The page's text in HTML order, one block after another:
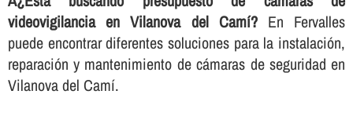
videovigilancia en Vilanova del Camí?En Fervalles
puede encontrar diferentes soluciones para la instalación,
reparación y mantenimiento de cámaras de seguridad en
Vilanova del Camí.